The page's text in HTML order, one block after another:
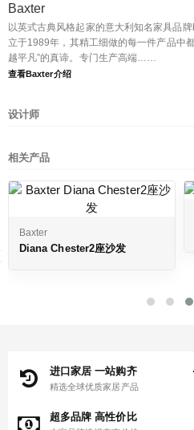
Baxter
以英式古典风格起家的意大利知名家具品
立于1989年，其精工细做的每一件产品中
越平凡”的真谛。专门生产高端……
查看Baxter介绍
设计师
相关产品
进口家居 一站购齐
精选全球优质家居产品
超多品牌 高性价比